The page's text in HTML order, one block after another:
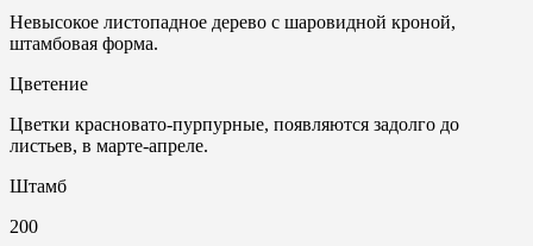
Невысокое листопадное дерево с шаровидной кроной,
штамбовая форма.
Цветение
Цветки красновато-пурпурные, появляются задолго до
листьев, в марте-апреле.
Штамб
200